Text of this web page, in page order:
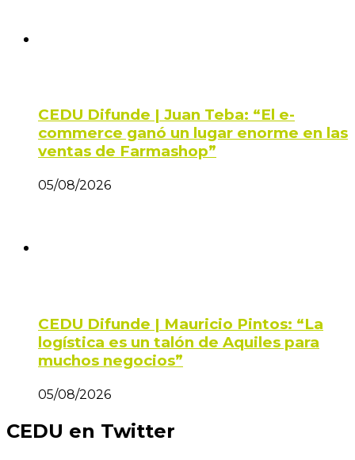
CEDU Difunde | Juan Teba: “El e-
commerce ganó un lugar enorme en las
ventas de Farmashop”
05/08/2026
CEDU Difunde | Mauricio Pintos: “La
logística es un talón de Aquiles para
muchos negocios”
05/08/2026
CEDU en Twitter